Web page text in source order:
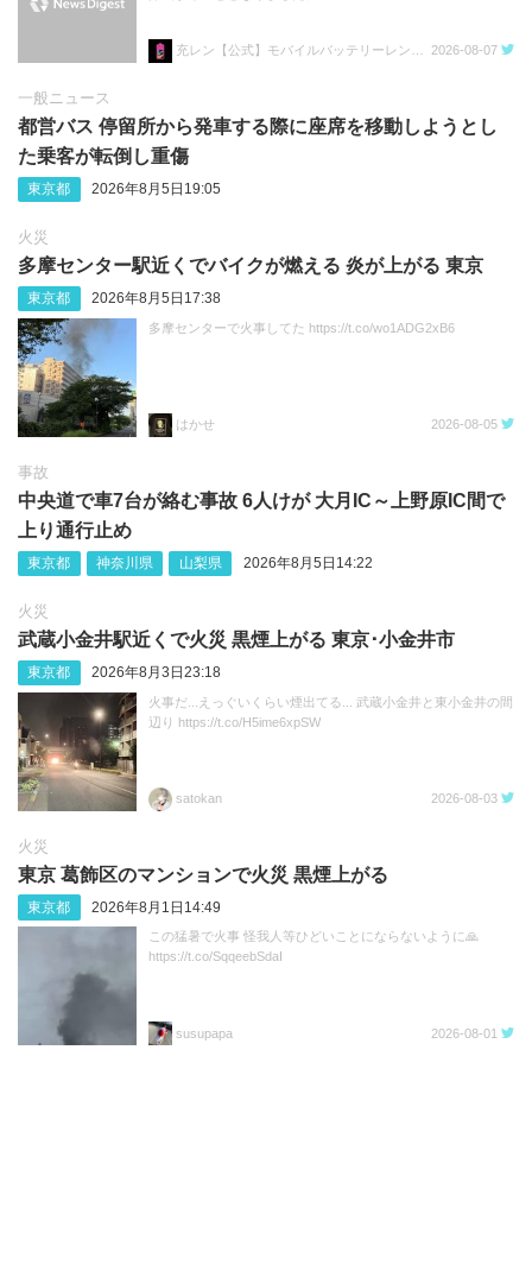
2026-08-07
一般ニュース
都営バス 停留所から発車する際に座席を移動しようとし
た乗客が転倒し重傷
東京都 2026年8月5日19:05
火災
多摩センター駅近くでバイクが燃える 炎が上がる 東京
東京都 2026年8月5日17:38
多摩センターで火事してた https://t.co/wo1ADG2xB6
はかせ 2026-08-05
事故
中央道で車7台が絡む事故 6人けが 大月IC～上野原IC間で
上り通行止め
東京都 神奈川県 山梨県 2026年8月5日14:22
火災
武蔵小金井駅近くで火災 黒煙上がる 東京･小金井市
東京都 2026年8月3日23:18
火事だ...えっぐいくらい煙出てる... 武蔵小金井と東小金井の間
辺り https://t.co/H5ime6xpSW
satokan 2026-08-03
火災
東京 葛飾区のマンションで火災 黒煙上がる
東京都 2026年8月1日14:49
この猛暑で火事 怪我人等ひどいことにならないように🙏
https://t.co/SqqeebSdaI
susupapa 2026-08-01